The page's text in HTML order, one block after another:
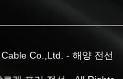
Co.,Ltd. - 해양 전선